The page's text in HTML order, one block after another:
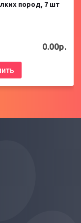
пород, 7 шт
0.00р.